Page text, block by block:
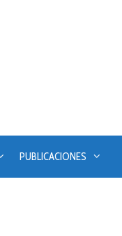
PUBLICACIONES